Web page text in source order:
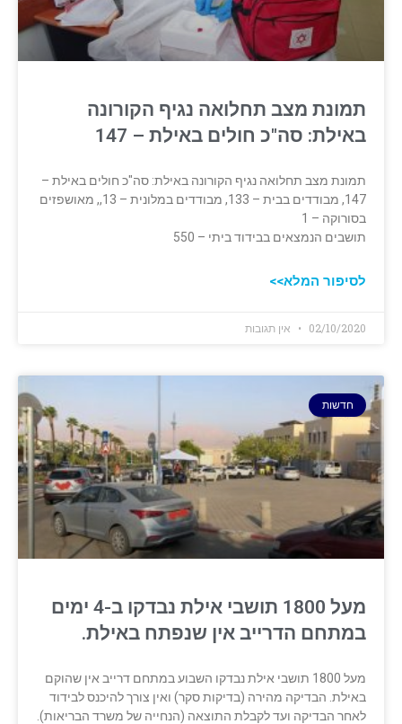
תמונת מצב תחלואה נגיף הקורונה
באילת: סה"כ חולים באילת – 147
תמונת מצב תחלואה נגיף הקורונה באילת: סה"כ חולים באילת –
147, מבודדים בבית – 133, מבודדים במלונית – 13,, מאושפזים
בסורוקה – 1
תושבים הנמצאים בבידוד ביתי – 550
לסיפור המלא>>
02/10/2020 אין תגובות
חדשות
מעל 1800 תושבי אילת נבדקו ב-4 ימים
במתחם הדרייב אין שנפתח באילת.
מעל 1800 תושבי אילת נבדקו השבוע במתחם דרייב אין שהוקם
באילת. הבדיקה מהירה (בדיקות סקר) ואין צורך להיכנס לבידוד
לאחר הבדיקה ועד לקבלת התוצאה (הנחייה של משרד הבריאות).